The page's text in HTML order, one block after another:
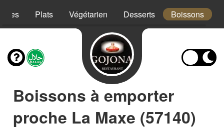
Plats Végétarien Desserts Boissons
Boissons à emporter
proche La Maxe (57140)